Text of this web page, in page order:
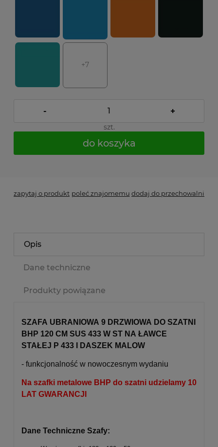
+7
- +
szt.
do koszyka
zapytaj o produkt poleć znajomemu dodaj do przechowalni
Opis
Dane techniczne
Produkty powiązane
SZAFA UBRANIOWA 9 DRZWIOWA DO SZATNI
BHP 120 CM SUS 433 W ST NA ŁAWCE
STAŁEJ P 433 I DASZEK MALOW
- funkcjonalność w nowoczesnym wydaniu
Na szafki metalowe BHP do szatni udzielamy 10
LAT GWARANCJI
Dane Techniczne Szafy: